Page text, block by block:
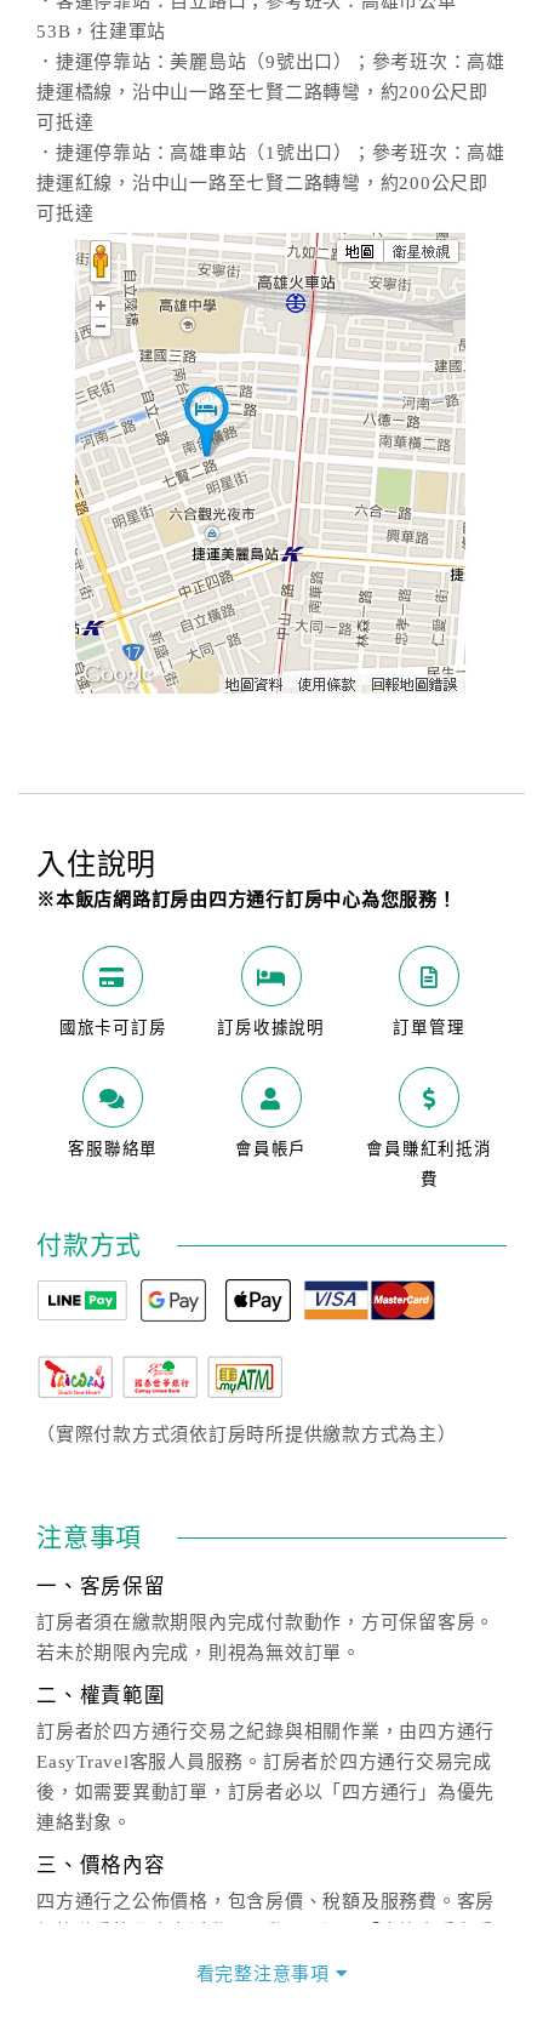
53B，往建軍站
．捷運停靠站：美麗島站（9號出口）；參考班次：高雄
捷運橘線，沿中山一路至七賢二路轉彎，約200公尺即
可抵達
．捷運停靠站：高雄車站（1號出口）；參考班次：高雄
捷運紅線，沿中山一路至七賢二路轉彎，約200公尺即
可抵達
入住說明
※本飯店網路訂房由四方通行訂房中心為您服務！
國旅卡可訂房 訂房收據說明 訂單管理
客服聯絡單 會員帳戶
會員賺紅利抵消
費
付款方式
（實際付款方式須依訂房時所提供繳款方式為主）
注意事項
一、客房保留
訂房者須在繳款期限內完成付款動作，方可保留客房。
若未於期限內完成，則視為無效訂單。
二、權責範圍
訂房者於四方通行交易之紀錄與相關作業，由四方通行
EasyTravel客服人員服務。訂房者於四方通行交易完成
後，如需要異動訂單，訂房者必以「四方通行」為優先
連絡對象。
三、價格內容
四方通行之公佈價格，包含房價、稅額及服務費。客房
價」之當日價格為標準。
看完整注意事項